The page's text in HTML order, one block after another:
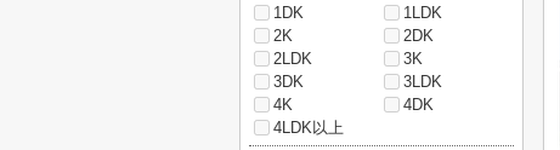
1DK
1LDK
2K
2DK
2LDK
3K
3DK
3LDK
4K
4DK
4LDK以上